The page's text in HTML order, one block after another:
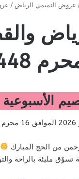
عروض التميمي الرياض / عروض
توفير يوليو بدأ 50%
1448 توفير يوليو بدأ 50%
من الحج المبارك
مليئة بالراحة